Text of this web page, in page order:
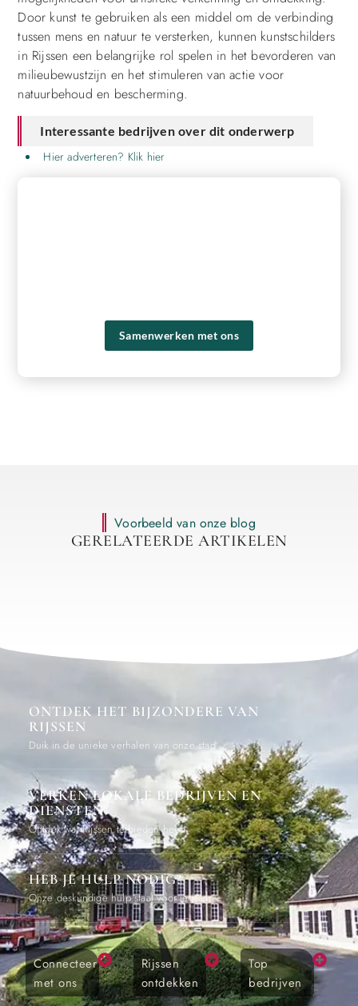
Door kunst te gebruiken als een middel om de verbinding
tussen mens en natuur te versterken, kunnen kunstschilders
in Rijssen een belangrijke rol spelen in het bevorderen van
milieubewustzijn en het stimuleren van actie voor
natuurbehoud en bescherming.
Interessante bedrijven over dit onderwerp
Hier adverteren? Klik hier
Samenwerken met ons
Voorbeeld van onze blog
GERELATEERDE ARTIKELEN
ONTDEK HET BIJZONDERE VAN
RIJSSEN
Duik in de unieke verhalen van onze stad
VERKEN LOKALE BEDRIJVEN EN
DIENSTEN
Ontdek wat Rijssen te bieden heeft
HEB JE HULP NODIG?
Onze deskundige hulp staat voor je klaar
Connecteer
met ons
Rijssen
ontdekken
Top
bedrijven